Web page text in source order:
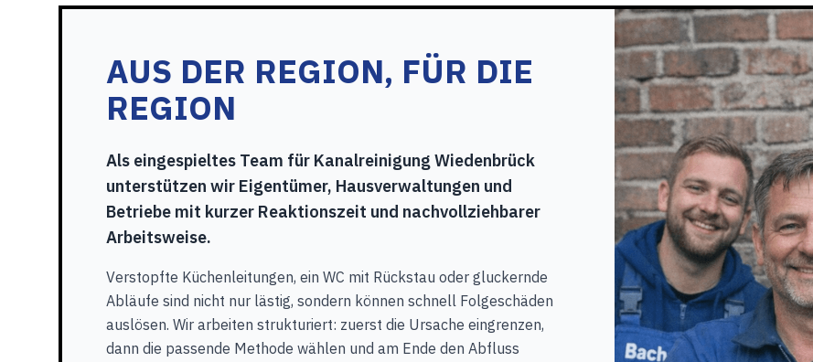
AUS DER REGION, FÜR DIE
REGION
Als eingespieltes Team für Kanalreinigung Wiedenbrück
unterstützen wir Eigentümer, Hausverwaltungen und
Betriebe mit kurzer Reaktionszeit und nachvollziehbarer
Arbeitsweise.
Verstopfte Küchenleitungen, ein WC mit Rückstau oder gluckernde
Abläufe sind nicht nur lästig, sondern können schnell Folgeschäden
auslösen. Wir arbeiten strukturiert: zuerst die Ursache eingrenzen,
dann die passende Methode wählen und am Ende den Abfluss